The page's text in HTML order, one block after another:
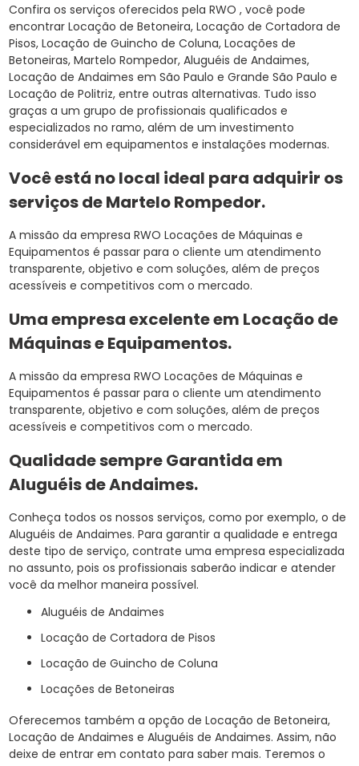
Confira os serviços oferecidos pela RWO , você pode
encontrar Locação de Betoneira, Locação de Cortadora de
Pisos, Locação de Guincho de Coluna, Locações de
Betoneiras, Martelo Rompedor, Aluguéis de Andaimes,
Locação de Andaimes em São Paulo e Grande São Paulo e
Locação de Politriz, entre outras alternativas. Tudo isso
graças a um grupo de profissionais qualificados e
especializados no ramo, além de um investimento
considerável em equipamentos e instalações modernas.
Você está no local ideal para adquirir os
serviços deMartelo Rompedor.
A missão da empresa RWO Locações de Máquinas e
Equipamentos é passar para o cliente um atendimento
transparente, objetivo e com soluções, além de preços
acessíveis e competitivos com o mercado.
Uma empresa excelente em Locação de
Máquinas e Equipamentos.
A missão da empresa RWO Locações de Máquinas e
Equipamentos é passar para o cliente um atendimento
transparente, objetivo e com soluções, além de preços
acessíveis e competitivos com o mercado.
Qualidade sempre Garantida em
Aluguéis de Andaimes.
Conheça todos os nossos serviços, como por exemplo, o de
Aluguéis de Andaimes. Para garantir a qualidade e entrega
deste tipo de serviço, contrate uma empresa especializada
no assunto, pois os profissionais saberão indicar e atender
você da melhor maneira possível.
Aluguéis de Andaimes
Locação de Cortadora de Pisos
Locação de Guincho de Coluna
Locações de Betoneiras
Oferecemos também a opção de Locação de Betoneira,
Locação de Andaimes e Aluguéis de Andaimes. Assim, não
deixe de entrar em contato para saber mais. Teremos o